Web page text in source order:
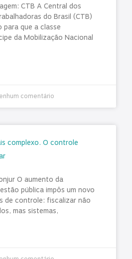
CTB A Central dos
do Brasil (CTB)
que a classe
da Mobilização Nacional
comentário
complexo. O controle
O aumento da
pública impôs um novo
de controle: fiscalizar não
mas sistemas,